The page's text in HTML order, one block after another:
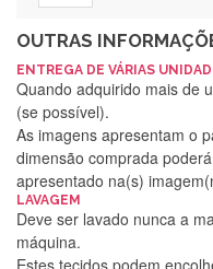
OUTRAS
ENTREGA DE VÁRIAS
Quando adquirido mais de
(se possível).
As imagens apresentam o
dimensão comprada
apresentado na(s)
LAVAGEM
Deve ser lavado nunca a
máquina.
Estes tecidos podem